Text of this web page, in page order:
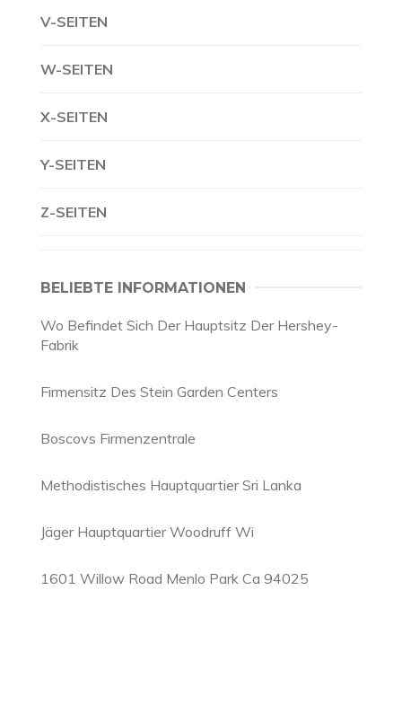
V-SEITEN
W-SEITEN
X-SEITEN
Y-SEITEN
Z-SEITEN
BELIEBTE INFORMATIONEN
Wo Befindet Sich Der Hauptsitz Der Hershey-
Fabrik
Firmensitz Des Stein Garden Centers
Boscovs Firmenzentrale
Methodistisches Hauptquartier Sri Lanka
Jäger Hauptquartier Woodruff Wi
1601 Willow Road Menlo Park Ca 94025